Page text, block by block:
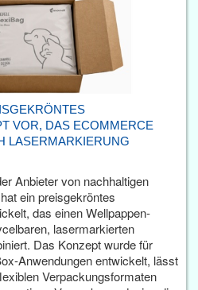
VOR, DAS ECOMMERCE
LASERMARKIERUNG
Anbieter von nachhaltigen
ein preisgekröntes
das einen Wellpappen-
lasermarkierten
Das Konzept wurde für
Anwendungen entwickelt, lässt
Verpackungsformaten